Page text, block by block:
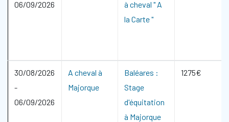
06/09/2026
à cheval " A
la Carte "
30/08/2026
-
06/09/2026
A cheval à
Majorque
Baléares :
Stage
d'équitation
à Majorque
1275€